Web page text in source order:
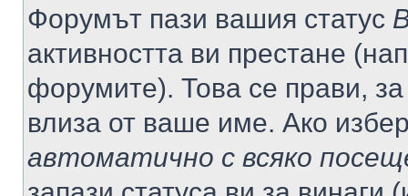
Форумът пази вашия статус
активността ви престане
форумите). Това се прави,
влиза от ваше име. Ако
автоматично с всяко